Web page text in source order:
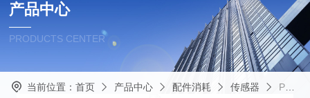
产品中心
PRODUCTS CENTER
当前位置： 首页 产品中心 配件消耗 传感器 PSV-10-30/W-3-P奇石乐传感器